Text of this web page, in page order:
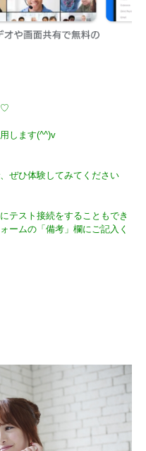
♡
します(^^)v
ぜひ体験してみてください
テスト接続をすることもでき
ームの「備考」欄にご記入く